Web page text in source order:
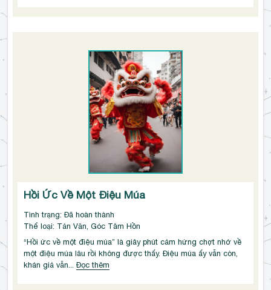
Hồi Ức Về Một Điệu Múa
Tình trạng: Đã hoàn thành
Thể loại: Tản Văn, Góc Tâm Hồn
“Hồi ức về một điệu múa” là giây phút cảm hứng chợt nhớ về
một điệu múa lâu rồi không được thấy. Điệu múa ấy vẫn còn,
khán giả vẫn...
Đọc thêm